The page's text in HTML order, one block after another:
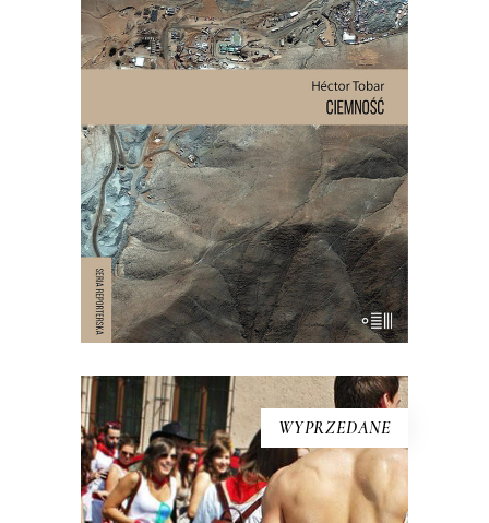
Kiedy na pustyni Atakama zawaliło się
wnętrze góry podziurawionej
górniczymi korytarzami, 625 metrów
pod ziemią, w ciemności, wilgoci, bez
jedzenia i wody pitnej zostało
uwięzionych 33 mężczyzn. Akcja
ratownicza w kopalni San José
wydawała się niemożliwa. Dopiero po 17
dniach […]
WYPRZEDANE
[EBOOK] Konrad Oprzędek –
POLAK SPRZEDA ZMYSŁY